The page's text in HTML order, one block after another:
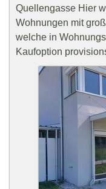
Quellengasse Hier
Wohnungen mit
welche in
Kaufoption